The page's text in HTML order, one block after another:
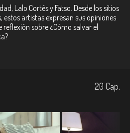
Lalo Cortés y Fatso. Desde los sitios
estos artistas expresan sus opiniones
sobre ¿Cómo salvar el
20 Cap.